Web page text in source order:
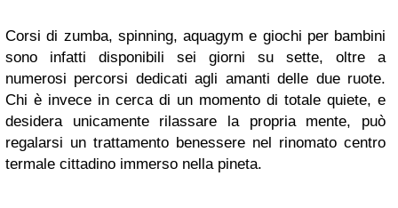
Corsi di zumba, spinning, aquagym e giochi per bambini
sono infatti disponibili sei giorni su sette, oltre a
numerosi percorsi dedicati agli amanti delle due ruote.
Chi è invece in cerca di un momento di totale quiete, e
desidera unicamente rilassare la propria mente, può
regalarsi un trattamento benessere nel rinomato centro
termale cittadino immerso nella pineta.